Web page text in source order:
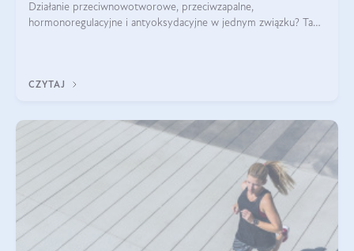
Działanie przeciwnowotworowe, przeciwzapalne,
hormonoregulacyjne i antyoksydacyjne w jednym związku? Tak
CZYTAJ